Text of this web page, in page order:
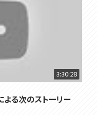
予定です！
channel/UCE5VgVGR
3:30:28
よる次のストーリー